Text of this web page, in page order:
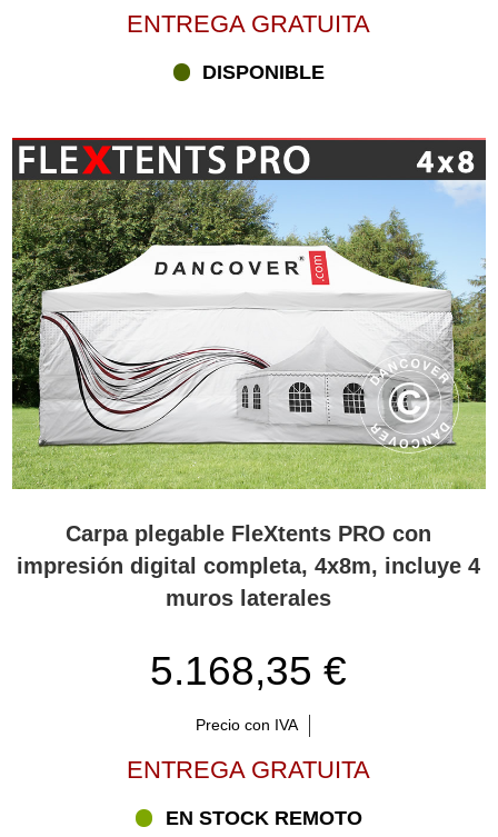
ENTREGA GRATUITA
DISPONIBLE
Carpa plegable FleXtents PRO con
impresión digital completa, 4x8m, incluye 4
muros laterales
5.168,35 €
Precio con IVA
ENTREGA GRATUITA
EN STOCK REMOTO